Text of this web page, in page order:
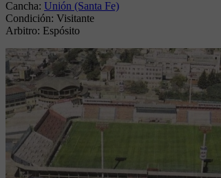
Cancha: Unión (Santa Fe)
Condición: Visitante
Arbitro: Espósito